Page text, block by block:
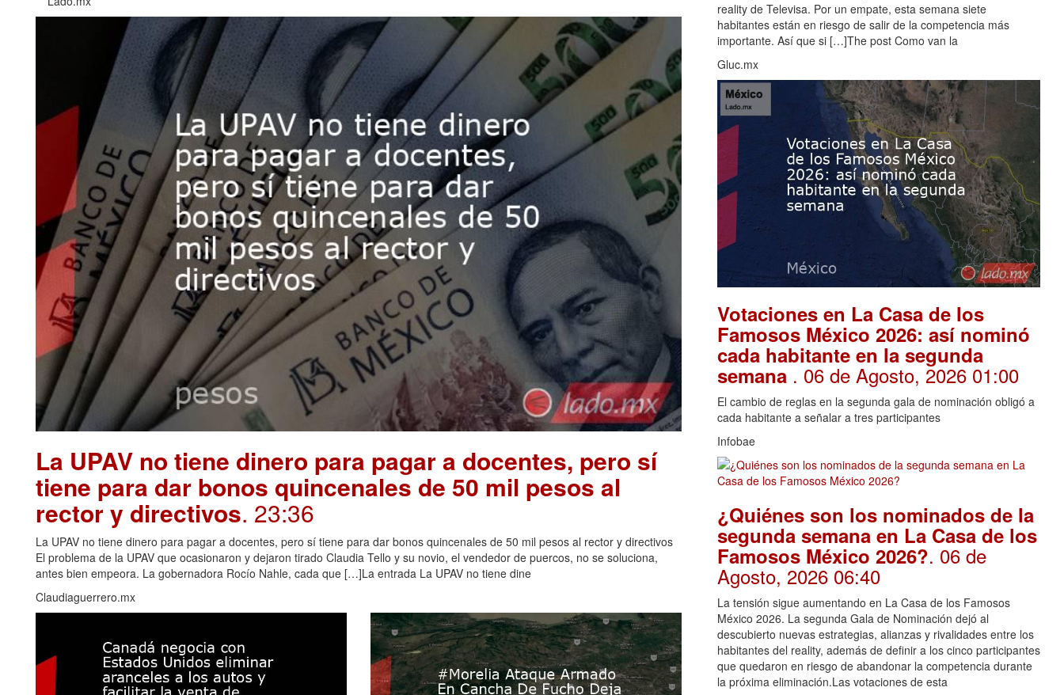
La UPAV no tiene dinero para pagar a docentes, pero sí
tiene para dar bonos quincenales de 50 mil pesos al
rector y directivos. 23:36
La UPAV no tiene dinero para pagar a docentes, pero sí tiene para dar bonos quincenales de 50 mil pesos al rector y directivos
El problema de la UPAV que ocasionaron y dejaron tirado Claudia Tello y su novio, el vendedor de puercos, no se soluciona,
antes bien empeora. La gobernadora Rocío Nahle, cada que […]La entrada La UPAV no tiene dine
Claudiaguerrero.mx
reality de Televisa. Por un empate, esta semana siete
habitantes están en riesgo de salir de la competencia más
importante. Así que si […]The post Como van la
Gluc.mx
Votaciones en La Casa de los
Famosos México 2026: así nominó
cada habitante en la segunda
semana . 06 de Agosto, 2026 01:00
El cambio de reglas en la segunda gala de nominación obligó a
cada habitante a señalar a tres participantes
Infobae
¿Quiénes son los nominados de la
segunda semana en La Casa de los
Famosos México 2026?. 06 de
Agosto, 2026 06:40
La tensión sigue aumentando en La Casa de los Famosos
México 2026. La segunda Gala de Nominación dejó al
descubierto nuevas estrategias, alianzas y rivalidades entre los
habitantes del reality, además de definir a los cinco participantes
que quedaron en riesgo de abandonar la competencia durante
la próxima eliminación.Las votaciones de esta